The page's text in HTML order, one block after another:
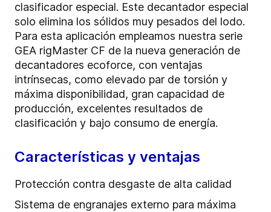
clasificador especial. Este decantador especial
solo elimina los sólidos muy pesados del lodo.
Para esta aplicación empleamos nuestra serie
GEA rigMaster CF de la nueva generación de
decantadores ecoforce, con ventajas
intrínsecas, como elevado par de torsión y
máxima disponibilidad, gran capacidad de
producción, excelentes resultados de
clasificación y bajo consumo de energía.
Características y ventajas
Protección contra desgaste de alta calidad
Sistema de engranajes externo para máxima